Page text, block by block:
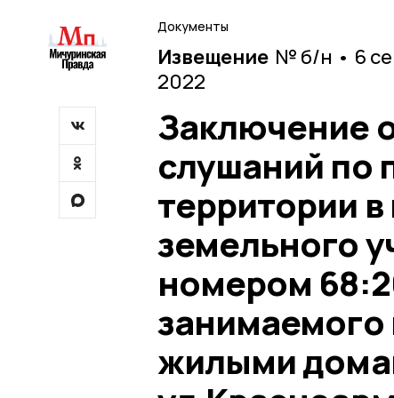
Документы
Извещение № б/н • 6
2022
Заключение
слушаний по
территории
земельного
номером
жилыми